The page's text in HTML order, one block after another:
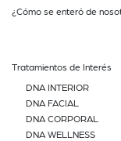
¿Cómo se enteró de
Tratamientos de Interés
DNA INTERIOR
DNA FACIAL
DNA CORPORAL
DNA WELLNESS